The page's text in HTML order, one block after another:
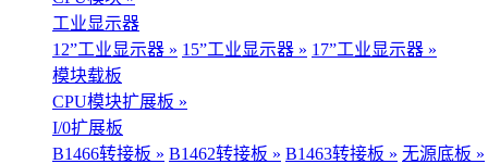
工业显示器
12”工业显示器 » 15”工业显示器 » 17”工业显示器 »
模块载板
CPU模块扩展板 »
I/0扩展板
B1466转接板 » B1462转接板 » B1463转接板 » 无源底板 »